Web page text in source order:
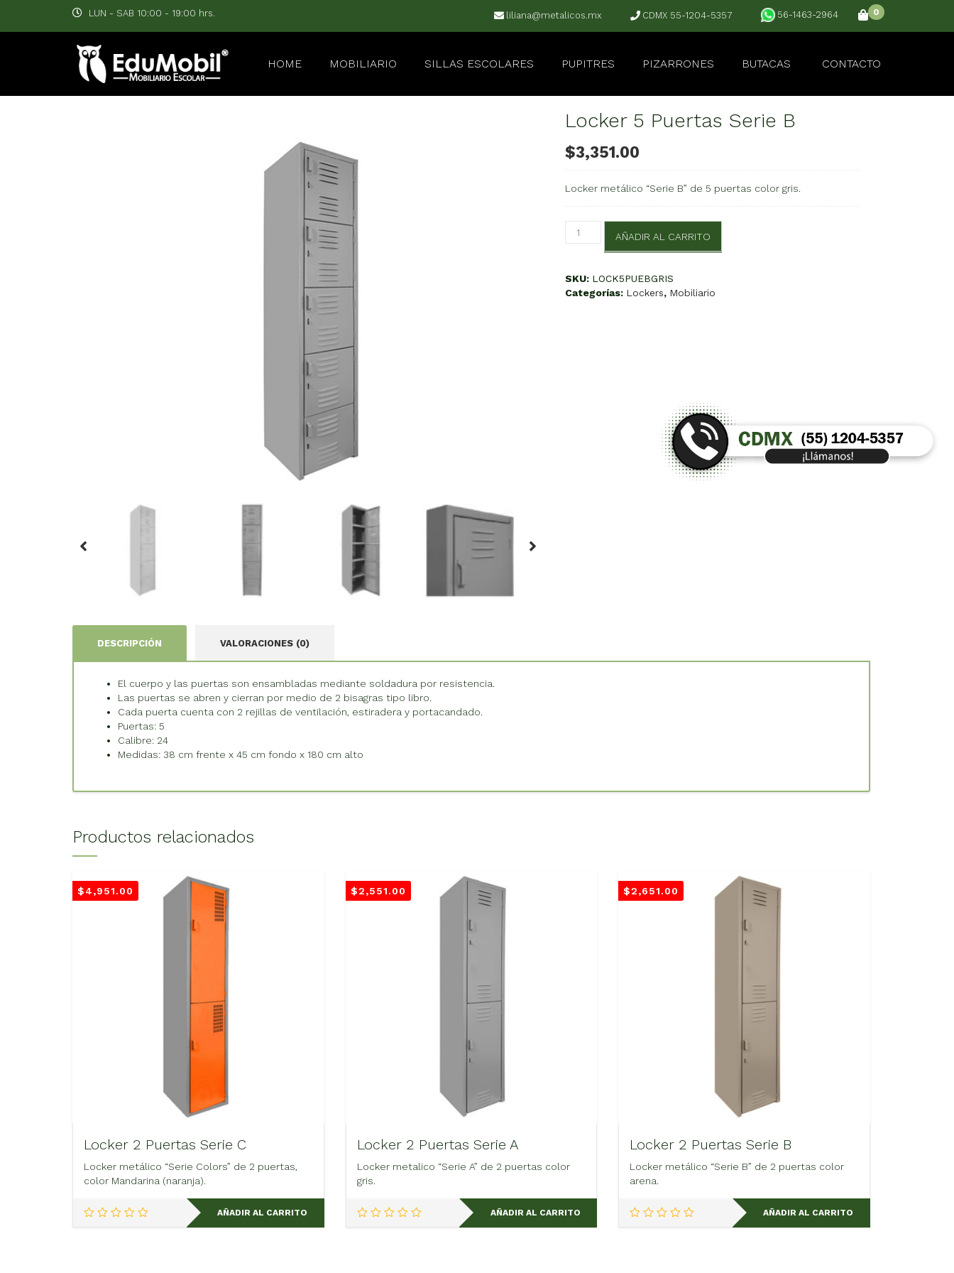
LUN - SAB 10:00 - 19:00 hrs. liliana@metalicos.mx CDMX 55-1204-5357 56-1463-2964 0
HOME MOBILIARIO SILLAS ESCOLARES PUPITRES PIZARRONES BUTACAS CONTACTO
Locker 5 Puertas Serie B
$3,351.00
Locker metálico “Serie B” de 5 puertas color gris.
Locker
Puertas
B
cantidad
AÑADIR AL CARRITO
SKU: LOCK5PUEBGRIS
Categorías: Lockers, Mobiliario
DESCRIPCIÓN VALORACIONES (0)
El cuerpo y las puertas son ensambladas mediante soldadura por resistencia.
Las puertas se abren y cierran por medio de 2 bisagras tipo libro.
Cada puerta cuenta con 2 rejillas de ventilación, estiradera y portacandado.
Puertas: 5
Calibre: 24
Medidas: 38 cm frente x 45 cm fondo x 180 cm alto
Productos relacionados
$4,951.00
Locker 2 Puertas Serie C
Locker metálico “Serie Colors” de 2 puertas,
color Mandarina (naranja).
AÑADIR AL CARRITO
$2,551.00
Locker 2 Puertas Serie A
Locker metalico “Serie A” de 2 puertas color
gris.
AÑADIR AL CARRITO
$2,651.00
Locker 2 Puertas Serie B
Locker metálico “Serie B” de 2 puertas color
arena.
AÑADIR AL CARRITO